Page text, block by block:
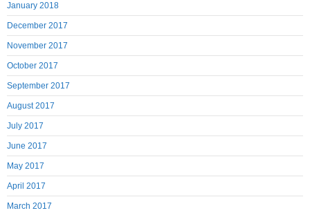
January 2018
December 2017
November 2017
October 2017
September 2017
August 2017
July 2017
June 2017
May 2017
April 2017
March 2017